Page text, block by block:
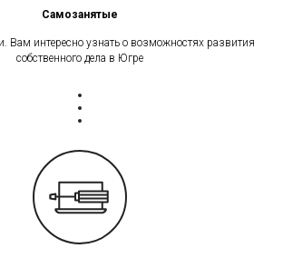
Самозанятые
Вам интересно узнать о возможностях развития
собственного дела в Югре